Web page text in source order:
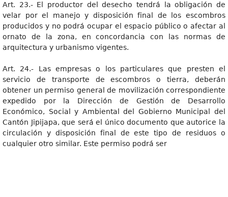
Art. 23.- El productor del desecho tendrá la obligación de
velar por el manejo y disposición final de los escombros
producidos y no podrá ocupar el espacio público o afectar al
ornato de la zona, en concordancia con las normas de
arquitectura y urbanismo vigentes.
Art. 24.- Las empresas o los particulares que presten el
servicio de transporte de escombros o tierra, deberán
obtener un permiso general de movilización correspondiente
expedido por la Dirección de Gestión de Desarrollo
Económico, Social y Ambiental del Gobierno Municipal del
Cantón Jipijapa, que será el único documento que autorice la
circulación y disposición final de este tipo de residuos o
cualquier otro similar. Este permiso podrá ser